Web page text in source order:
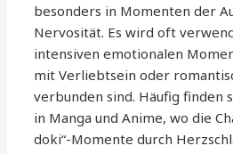
besonders in Momenten der
Nervosität. Es wird oft
intensiven emotionalen
mit Verliebtsein oder
verbunden sind. Häufig finden
in Manga und Anime, wo die
doki“-Momente durch